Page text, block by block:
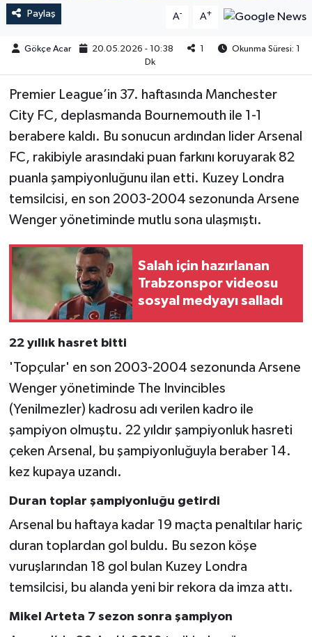
Paylaş A- A+
Gökçe Acar 20.05.2026 - 10:38 1
Okunma Süresi: 1
Dk
Premier League’in 37. haftasında Manchester
City FC, deplasmanda Bournemouth ile 1-1
berabere kaldı. Bu sonucun ardından lider Arsenal
FC, rakibiyle arasındaki puan farkını koruyarak 82
puanla şampiyonluğunu ilan etti. Kuzey Londra
temsilcisi, en son 2003-2004 sezonunda Arsene
Wenger yönetiminde mutlu sona ulaşmıştı.
Salah için hazırlanan
Trabzonspor videosu
sosyal medyayı salladı
22 yıllık hasret bitti
'Topçular' en son 2003-2004 sezonunda Arsene
Wenger yönetiminde The Invincibles
(Yenilmezler) kadrosu adı verilen kadro ile
şampiyon olmuştu. 22 yıldır şampiyonluk hasreti
çeken Arsenal, bu şampiyonluğuyla beraber 14.
kez kupaya uzandı.
Duran toplar şampiyonluğu getirdi
Arsenal bu haftaya kadar 19 maçta penaltılar hariç
duran toplardan gol buldu. Bu sezon köşe
vuruşlarından 18 gol bulan Kuzey Londra
temsilcisi, bu alanda yeni bir rekora da imza attı.
Mikel Arteta 7 sezon sonra şampiyon